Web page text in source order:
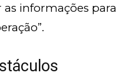
informações para